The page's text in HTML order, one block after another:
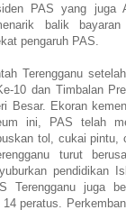
PAS yang juga
balik
pengaruh PAS.
Terengganu
10 dan Timbalan
Besar. Ekoran
ini, PAS telah
tol, cukai
turut
pendidikan
Terengganu juga
peratus.